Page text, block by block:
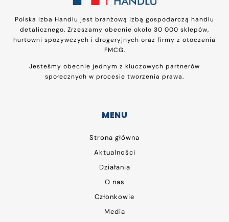
Polska Izba Handlu jest branżową izbą gospodarczą handlu
detalicznego. Zrzeszamy obecnie około 30 000 sklepów,
hurtowni spożywczych i drogeryjnych oraz firmy z otoczenia
FMCG.
Jesteśmy obecnie jednym z kluczowych partnerów
społecznych w procesie tworzenia prawa.
MENU
Strona główna
Aktualności
Działania
O nas
Członkowie
Media